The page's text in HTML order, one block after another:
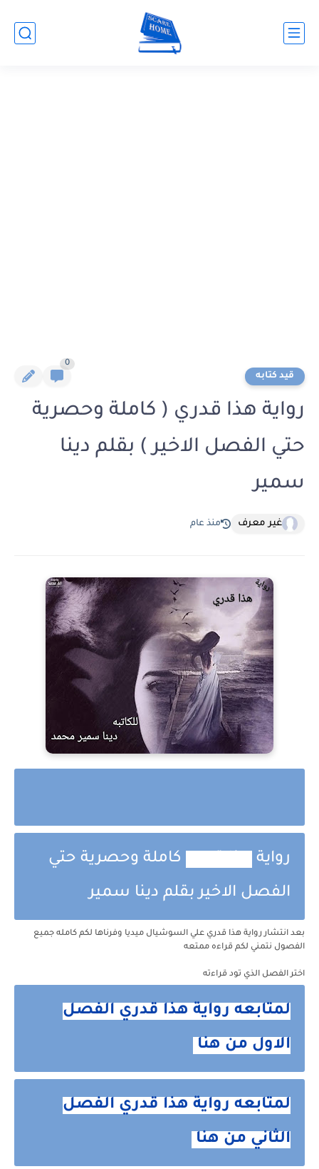
قيد كتابه
0
رواية هذا قدري ( كاملة وحصرية
حتي الفصل الاخير ) بقلم دينا
سمير
غير معرف منذ عام
رواية
كاملة وحصرية حتي
الفصل الاخير بقلم دينا سمير
بعد انتشار رواية هذا قدري علي السوشيال ميديا وفرناها لكم كامله جميع
الفصول نتمني لكم قراءه ممتعه
اختر الفصل الذي تود قراءته
لمتابعه رواية هذا قدري الفصل
الاول من هنا
لمتابعه رواية هذا قدري الفصل
الثاني من هنا